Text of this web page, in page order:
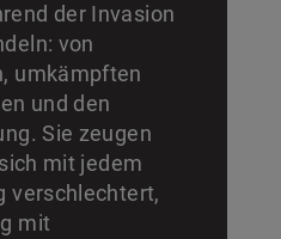
der Invasion
von
umkämpften
und den
Sie zeugen
mit jedem
verschlechtert,
mit